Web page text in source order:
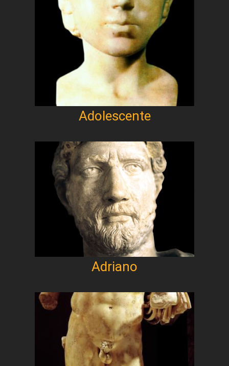
Adolescente
Adriano